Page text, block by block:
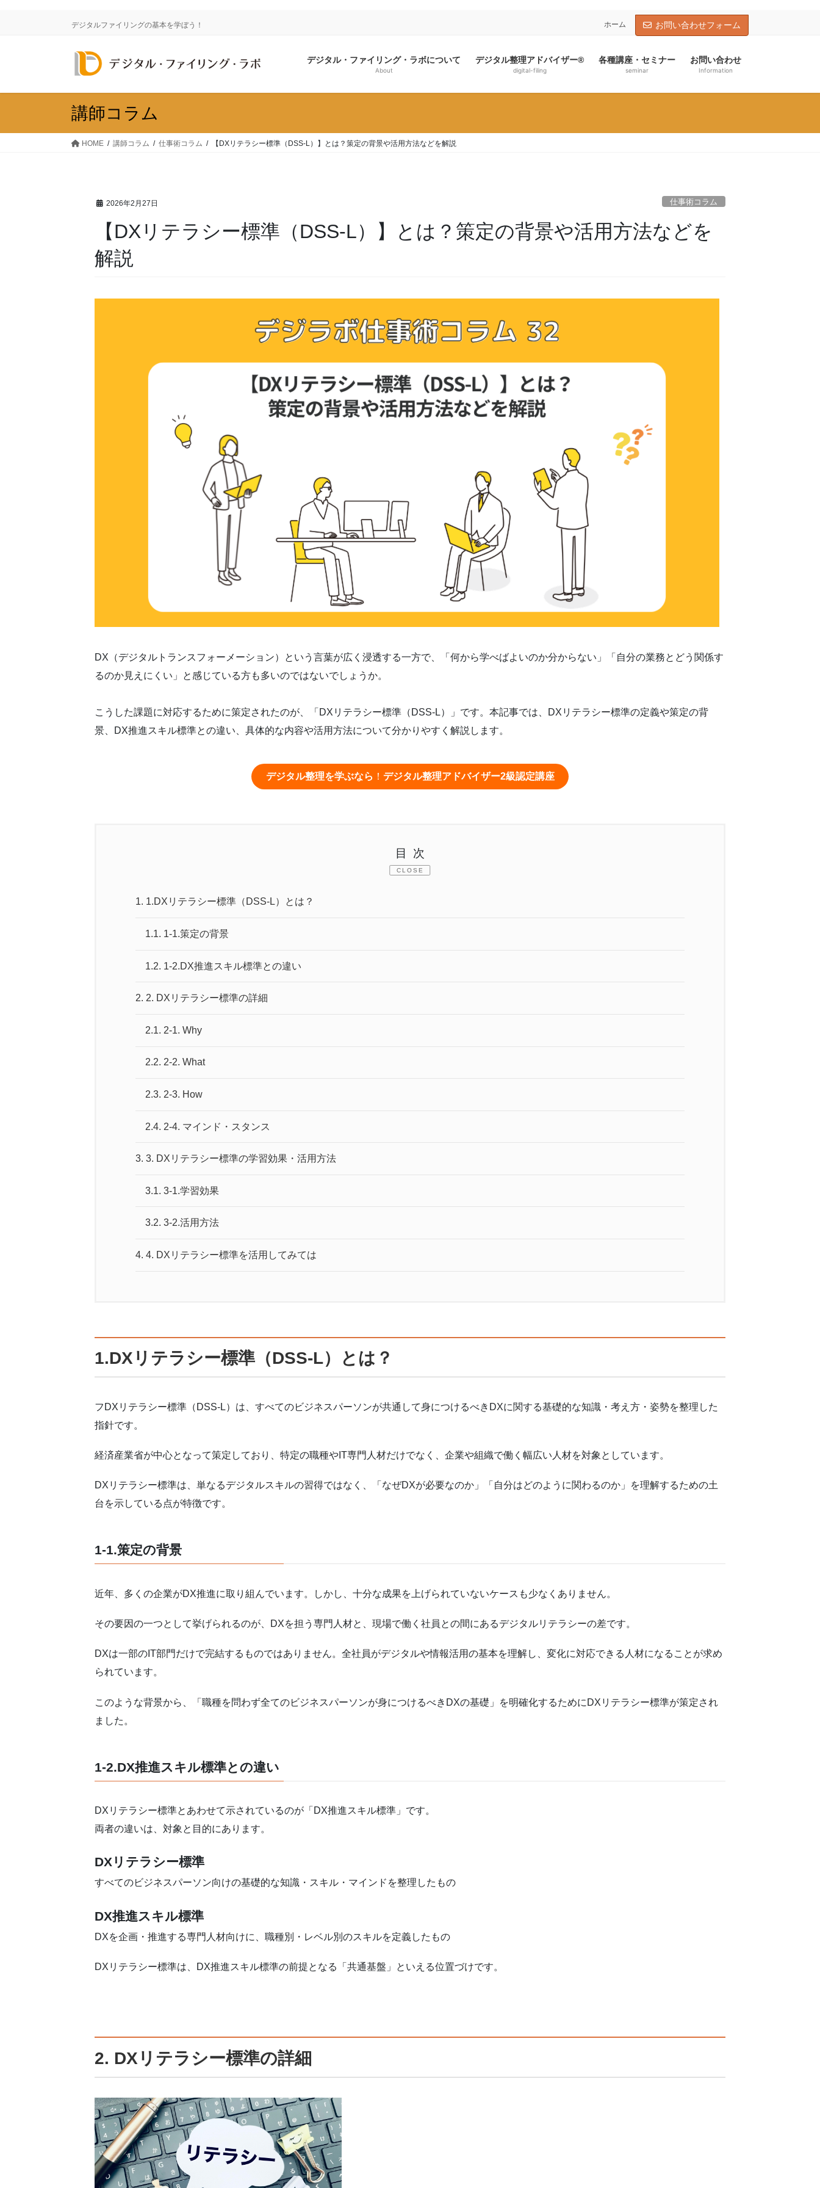
移
ン
デジタルファイリングの基本を学ぼう！ ホーム お問い合わせフォーム
デジタル・ファイリング・ラボについて
About
デジタル整理アドバイザー®
digital-filing
各種講座・セミナー
seminar
お問い合わせ
Information
講師コラム
HOME 講師コラム 仕事術コラム 【DXリテラシー標準（DSS-L）】とは？策定の背景や活用方法などを解説
2026年2月27日 仕事術コラム
【DXリテラシー標準（DSS-L）】とは？策定の背景や活用方法などを
解説
DX（デジタルトランスフォーメーション）という言葉が広く浸透する一方で、「何から学べばよいのか分からない」「自分の業務とどう関係す
るのか見えにくい」と感じている方も多いのではないでしょうか。
こうした課題に対応するために策定されたのが、「DXリテラシー標準（DSS-L）」です。本記事では、DXリテラシー標準の定義や策定の背
景、DX推進スキル標準との違い、具体的な内容や活用方法について分かりやすく解説します。
デジタル整理を学ぶなら ！ デジタル整理アドバイザー2級認定講座
目次
CLOSE
1. 1.DXリテラシー標準（DSS-L）とは？
1.1. 1-1.策定の背景
1.2. 1-2.DX推進スキル標準との違い
2. 2. DXリテラシー標準の詳細
2.1. 2-1. Why
2.2. 2-2. What
2.3. 2-3. How
2.4. 2-4. マインド・スタンス
3.3. DXリテラシー標準の学習効果・活用方法
3.1.3-1.学習効果
3.2.3-2.活用方法
4.4. DXリテラシー標準を活用してみては
1.DXリテラシー標準（DSS-L）とは？
フDXリテラシー標準（DSS-L）は、すべてのビジネスパーソンが共通して身につけるべきDXに関する基礎的な知識・考え方・姿勢を整理した
指針です。
経済産業省が中心となって策定しており、特定の職種やIT専門人材だけでなく、企業や組織で働く幅広い人材を対象としています。
DXリテラシー標準は、単なるデジタルスキルの習得ではなく、「なぜDXが必要なのか」「自分はどのように関わるのか」を理解するための土
台を示している点が特徴です。
1-1.策定の背景
近年、多くの企業がDX推進に取り組んでいます。しかし、十分な成果を上げられていないケースも少なくありません。
その要因の一つとして挙げられるのが、DXを担う専門人材と、現場で働く社員との間にあるデジタルリテラシーの差です。
DXは一部のIT部門だけで完結するものではありません。全社員がデジタルや情報活用の基本を理解し、変化に対応できる人材になることが求め
られています。
このような背景から、「職種を問わず全てのビジネスパーソンが身につけるべきDXの基礎」を明確化するためにDXリテラシー標準が策定され
ました。
1-2.DX推進スキル標準との違い
DXリテラシー標準とあわせて示されているのが「DX推進スキル標準」です。
両者の違いは、対象と目的にあります。
DXリテラシー標準
すべてのビジネスパーソン向けの基礎的な知識・スキル・マインドを整理したもの
DX推進スキル標準
DXを企画・推進する専門人材向けに、職種別・レベル別のスキルを定義したもの
DXリテラシー標準は、DX推進スキル標準の前提となる「共通基盤」といえる位置づけです。
2. DXリテラシー標準の詳細